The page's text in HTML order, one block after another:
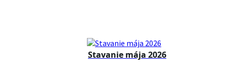
Stavanie mája 2026